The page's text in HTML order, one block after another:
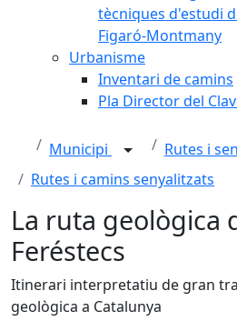
tècniques d'estudi
Figaró-Montmany
Urbanisme
Inventari de camins
Pla Director del
Municipi
Rutes i
Rutes i camins senyalitzats
La ruta geològica
Feréstecs
Itinerari interpretatiu de gran
geològica a Catalunya